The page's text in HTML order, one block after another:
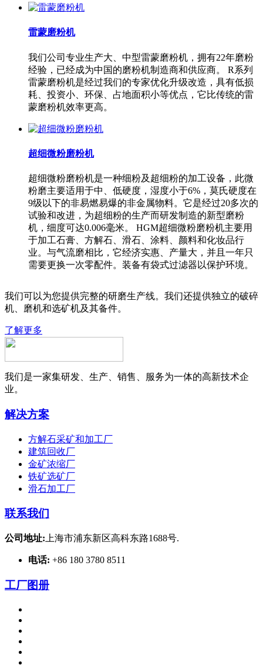
雷蒙磨粉机
我们公司专业生产大、中型雷蒙磨粉机，拥有22年磨粉
经验，已经成为中国的磨粉机制造商和供应商。 R系列
雷蒙磨粉机是经过我们的专家优化升级改造，具有低损
耗、投资小、环保、占地面积小等优点，它比传统的雷
蒙磨粉机效率更高。
超细微粉磨粉机
超细微粉磨粉机是一种细粉及超细粉的加工设备，此微
粉磨主要适用于中、低硬度，湿度小于6%，莫氏硬度在
9级以下的非易燃易爆的非金属物料。它是经过20多次的
试验和改进，为超细粉的生产而研发制造的新型磨粉
机，细度可达0.006毫米。 HGM超细微粉磨粉机主要用
于加工石膏、方解石、滑石、涂料、颜料和化妆品行
业。与气流磨相比，它经济实惠、产量大，并且一年只
需要更换一次零配件。装备有袋式过滤器以保护环境。
我们可以为您提供完整的研磨生产线。我们还提供独立的破碎
机、磨机和选矿机及其备件。
了解更多
我们是一家集研发、生产、销售、服务为一体的高新技术企
业。
解决方案
方解石采矿和加工厂
建筑回收厂
金矿浓缩厂
铁矿选矿厂
滑石加工厂
联系我们
公司地址: 上海市浦东新区高科东路1688号.
电话: +86 180 3780 8511
工厂图册